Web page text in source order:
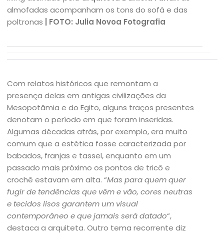
almofadas acompanham os tons do sofá e das
poltronas | FOTO: Julia Novoa Fotografia
Com relatos históricos que remontam a
presença delas em antigas civilizações da
Mesopotâmia e do Egito, alguns traços presentes
denotam o período em que foram inseridas.
Algumas décadas atrás, por exemplo, era muito
comum que a estética fosse caracterizada por
babados, franjas e tassel, enquanto em um
passado mais próximo os pontos de tricô e
crochê estavam em alta. “Mas para quem quer
fugir de tendências que vêm e vão, cores neutras
e tecidos lisos garantem um visual
contemporâneo e que jamais será datado“,
destaca a arquiteta. Outro tema recorrente diz